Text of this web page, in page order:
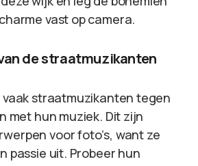
vast op camera.
de straatmuzikanten
vaak straatmuzikanten tegen
met hun muziek. Dit zijn
voor foto’s, want ze
passie uit. Probeer hun